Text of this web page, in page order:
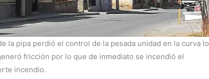
la pipa perdió el control de la pesada unidad en la curva lo
fricción por lo que de inmediato se incendió el
incendio.